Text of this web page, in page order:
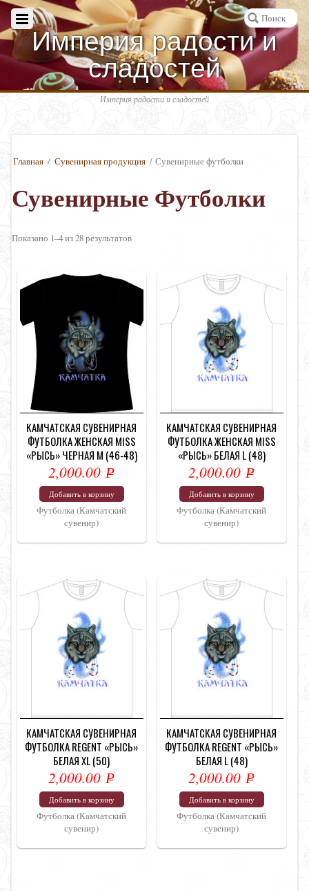
Империя радости и
сладостей
Империя радости и сладостей
Главная / Сувенирная продукция / Сувенирные футболки
Сувенирные Футболки
Показано 1–4 из 28 результатов
КАМЧАТСКАЯ СУВЕНИРНАЯ
ФУТБОЛКА ЖЕНСКАЯ MISS
«РЫСЬ» ЧЕРНАЯ M (46-48)
2,000.00Р
УБ.
Добавить в корзину
Футболка (Камчатский
сувенир)
КАМЧАТСКАЯ СУВЕНИРНАЯ
ФУТБОЛКА ЖЕНСКАЯ MISS
«РЫСЬ» БЕЛАЯ L (48)
2,000.00Р
УБ.
Добавить в корзину
Футболка (Камчатский
сувенир)
КАМЧАТСКАЯ СУВЕНИРНАЯ
ФУТБОЛКА REGENT «РЫСЬ»
БЕЛАЯ ХL (50)
2,000.00Р
УБ.
Добавить в корзину
Футболка (Камчатский
сувенир)
КАМЧАТСКАЯ СУВЕНИРНАЯ
ФУТБОЛКА REGENT «РЫСЬ»
БЕЛАЯ L (48)
2,000.00Р
УБ.
Добавить в корзину
Футболка (Камчатский
сувенир)